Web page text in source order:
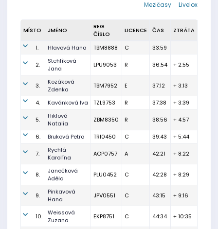
Livelox
Mezičasy
MÍSTO JMÉNO
REG.
ČÍSLO
LICENCE ČAS ZTRÁTA
1. Hlavová Hana TBM8888 C 33:59
2.
Stehlíková
Jana
LPU9053 R 36:54 + 2:55
3.
Kozáková
Zdenka
TBM7952 E 37:12 + 3:13
4. Kavánková Iva TZL9753 R 37:38 + 3:39
5.
Hiklová
Natalia
ZBM8350 R 38:56 + 4:57
6. Bruková Petra TRI0450 C 39:43 + 5:44
7.
Rychlá
Karolína
AOP0757 A 42:21 + 8:22
8.
Janečková
Adéla
PLU0452 C 42:28 + 8:29
9.
Pinkavová
Hana
JPV0551 C 43:15 + 9:16
10.
Weissová
Zuzana
EKP8751 C 44:34 + 10:35